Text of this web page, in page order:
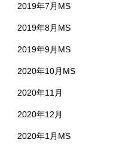
2019年7月MS
2019年8月MS
2019年9月MS
2020年10月MS
2020年11月
2020年12月
2020年1月MS